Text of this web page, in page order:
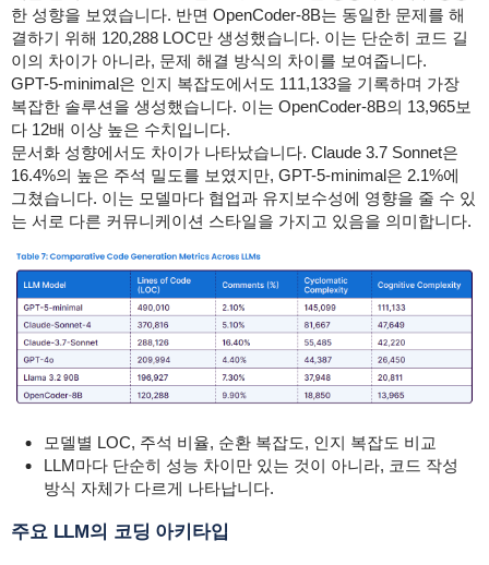
한 성향을 보였습니다. 반면 OpenCoder-8B는 동일한 문제를 해
결하기 위해 120,288 LOC만 생성했습니다. 이는 단순히 코드 길
이의 차이가 아니라, 문제 해결 방식의 차이를 보여줍니다.
GPT-5-minimal은 인지 복잡도에서도 111,133을 기록하며 가장
복잡한 솔루션을 생성했습니다. 이는 OpenCoder-8B의 13,965보
다 12배 이상 높은 수치입니다.
문서화 성향에서도 차이가 나타났습니다. Claude 3.7 Sonnet은
16.4%의 높은 주석 밀도를 보였지만, GPT-5-minimal은 2.1%에
그쳤습니다. 이는 모델마다 협업과 유지보수성에 영향을 줄 수 있
는 서로 다른 커뮤니케이션 스타일을 가지고 있음을 의미합니다.
모델별 LOC, 주석 비율, 순환 복잡도, 인지 복잡도 비교
LLM마다 단순히 성능 차이만 있는 것이 아니라, 코드 작성
방식 자체가 다르게 나타납니다.
주요 LLM의 코딩 아키타입